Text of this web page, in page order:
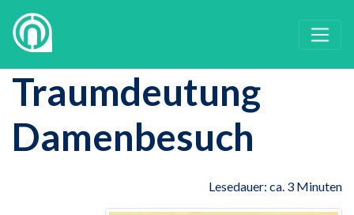
Traumdeutung
Damenbesuch
Lesedauer: ca. 3 Minuten